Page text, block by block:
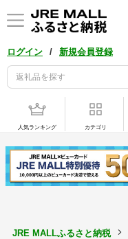
ログイン / 新規会員登録
人気ランキング カテゴリ
JRE MALLふるさと納税